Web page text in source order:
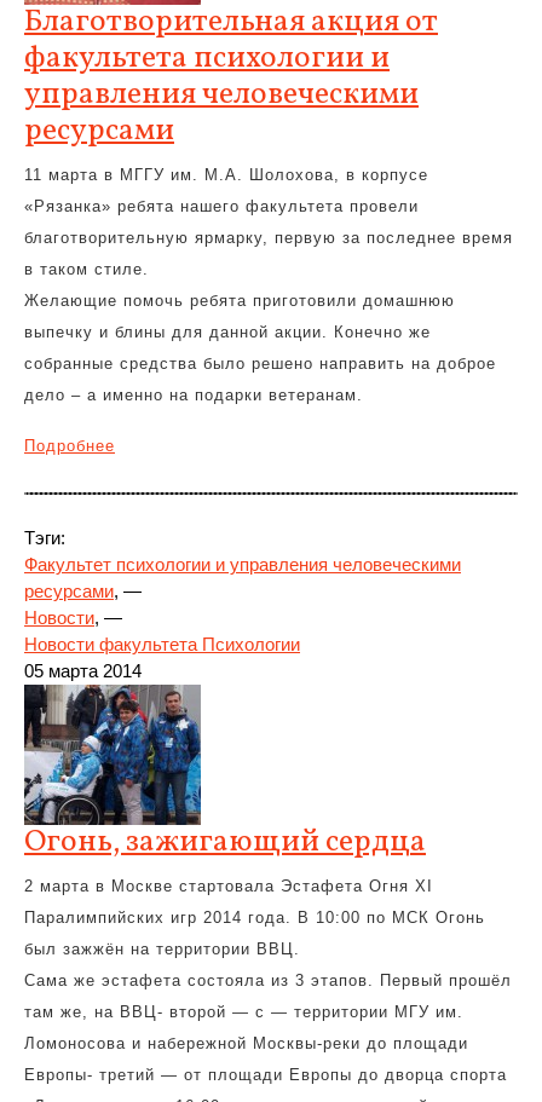
Благотворительная акция от
факультета психологии и
управления человеческими
ресурсами
11 марта в МГГУ им. М.А. Шолохова, в корпусе
«Рязанка» ребята нашего факультета провели
благотворительную ярмарку, первую за последнее время
в таком стиле.
Желающие помочь ребята приготовили домашнюю
выпечку и блины для данной акции. Конечно же
собранные средства было решено направить на доброе
дело – а именно на подарки ветеранам.
Подробнее
Тэги:
Факультет психологии и управления человеческими
ресурсами, —
Новости, —
Новости факультета Психологии
05 марта 2014
Огонь, зажигающий сердца
2 марта в Москве стартовала Эстафета Огня XI
Паралимпийских игр 2014 года. В 10:00 по МСК Огонь
был зажжён на территории ВВЦ.
Сама же эстафета состояла из 3 этапов. Первый прошёл
там же, на ВВЦ- второй — с — территории МГУ им.
Ломоносова и набережной Москвы-реки до площади
Европы- третий — от площади Европы до дворца спорта